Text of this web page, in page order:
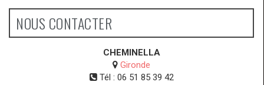
NOUS CONTACTER
CHEMINELLA
Gironde
Tél : 06 51 85 39 42